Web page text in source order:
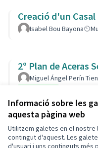
Informació sobre les
aquesta pàgina web
Utilitzem galetes en el nostre
contingut d'aquest. Les
d'usuari i uns continguts més
Creació d'un Casal
Isabel Bou Bayona
2º Plan de Aceras
Miguel Ángel Perín
Termes i condicions d'ús
Configuració de les galetes